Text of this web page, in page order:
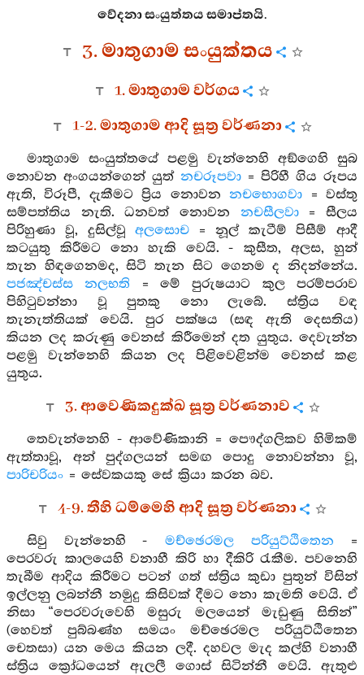
වේදනා සංයුත්තය සමාප්තයි.
3. මාතුගාම සංයුක්තය
1. මාතුගාම වර්ගය
1-2. මාතුගාම ආදි සූත්‍ර වර්ණනා
මාතුගාම සංයුත්තයේ පළමු වැන්නෙහි අඞ්ගෙහි සුබ
නොවන අංගයන්ගෙන් යුත් නචරූපවා = පිරිහී ගිය රූපය
ඇති, විරූපී, දැකීමට ප්‍රිය නොවනනචභොගවා = වස්තු
සම්පත්තිය නැති. ධනවත් නොවන නචසීලවා= සීලය
පිරිහුණා වූ, දුසිල්වූඅලසොච = නූල් කැටීම් පිසීම් ආදී
කටයුතු කිරීමට නො හැකි වෙයි. - කුසීත, අලස, හුන්
තැන හිඳගෙනමද, සිටි තැන සිට ගෙනම ද නිදන්නේය.
පජඤ්චස්ස නලභති = මේ පුරුෂයාට කුල පරම්පරාව
පිහිටුවන්නා වූ පුතකු නො ලැබේ. ස්ත්‍රිය වඳ
තැනැත්තියක් වෙයි. පුර පක්ෂය (සඳ ඇති දෙසතිය)
කියන ලද කරුණු වෙනස් කිරීමෙන් දත යුතුය. දෙවැන්න
පළමු වැන්නෙහි කියන ලද පිළිවෙළින්ම වෙනස් කළ
යුතුය.
3. ආවෙණිකදුක්ඛ සූත්‍ර වර්ණනාව
තෙවැන්නෙහි - ආවේණිකානි = පෞද්ගලිකව හිමිකම්
ඇත්තාවූ, අන් පුද්ගලයන් සමඟ පොදු නොවන්නා වූ,
පාරිචරියං = සේවකයකු සේ ක්‍රියා කරන බව.
4-9. තීහි ධම්මෙහි ආදි සූත්‍ර වර්ණනා
සිවු වැන්නෙහි -මච්ඡෙරමල පරියුට්ඨිතෙන =
පෙරවරු කාලයෙහි වනාහී කිරි හා දීකිරි රැකීම. පවනෙහි
තැබීම ආදිය කිරීමට පටන් ගත් ස්ත්‍රිය කුඩා පුතුන් විසින්
ඉල්ලනු ලබන්නී නමුදු කිසිවක් දීමට නො කැමති වෙයි. ඒ
නිසා “පෙරවරුවෙහි මසුරු මලයෙන් මැඩුණු සිතින්”
(හෙවත් පුබ්බණ්හ සමයං මච්ඡෙරමල පරියුට්ඨිතෙන
චෙතසා) යන මෙය කියන ලදී. දහවල මැද කල්හි වනාහී
ස්ත්‍රිය ක්‍රෝධයෙන් ඇලලී ගොස් සිටින්නී වෙයි. ඇතුළු